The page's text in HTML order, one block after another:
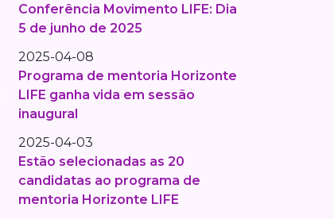
Conferência Movimento LIFE: Dia
5 de junho de 2025
2025-04-08
Programa de mentoria Horizonte
LIFE ganha vida em sessão
inaugural
2025-04-03
Estão selecionadas as 20
candidatas ao programa de
mentoria Horizonte LIFE